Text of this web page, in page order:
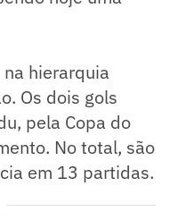
hierarquia
Os dois gols
pela Copa do
No total, são
em 13 partidas.